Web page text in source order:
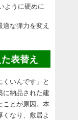
ように硬めに
な弾力を変え
表替え
いんです」と
に納品された建
ことが原因。本
なり、敷居よ